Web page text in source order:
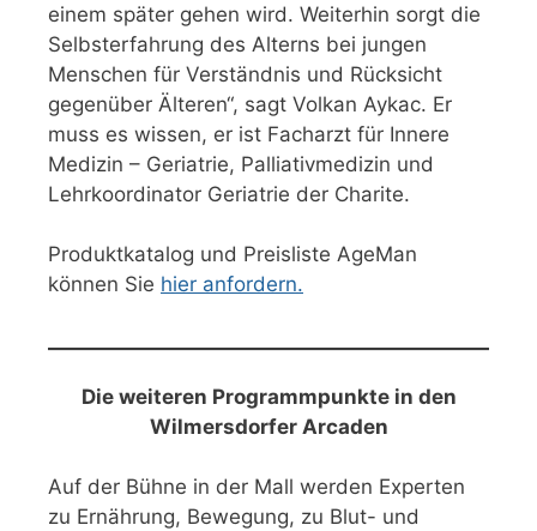
einem später gehen wird. Weiterhin sorgt die
Selbsterfahrung des Alterns bei jungen
Menschen für Verständnis und Rücksicht
gegenüber Älteren“, sagt Volkan Aykac. Er
muss es wissen, er ist Facharzt für Innere
Medizin – Geriatrie, Palliativmedizin und
Lehrkoordinator Geriatrie der Charite.
Produktkatalog und Preisliste AgeMan
können Sie hier anfordern.
Die weiteren Programmpunkte in den
Wilmersdorfer Arcaden
Auf der Bühne in der Mall werden Experten
zu Ernährung, Bewegung, zu Blut- und